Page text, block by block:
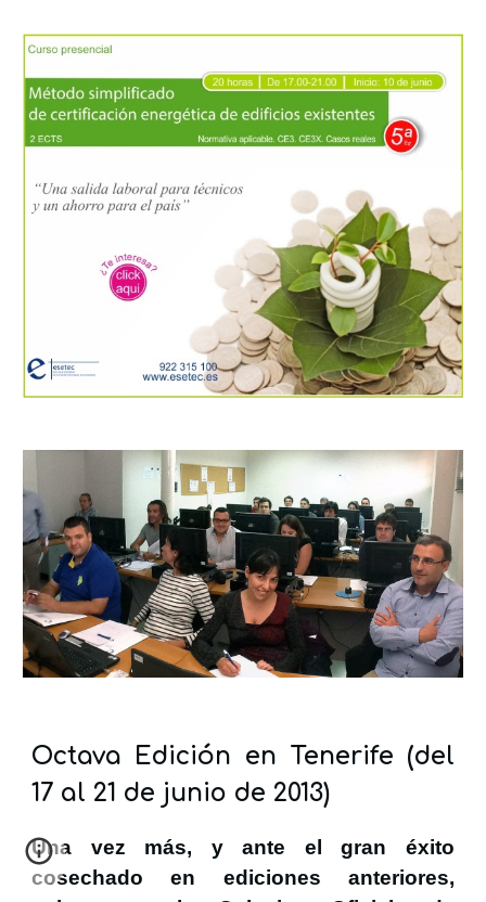
Octava Edición en Tenerife (del
17 al 21 de junio de 2013)
Una vez más, y ante el gran éxito
cosechado en ediciones anteriores,